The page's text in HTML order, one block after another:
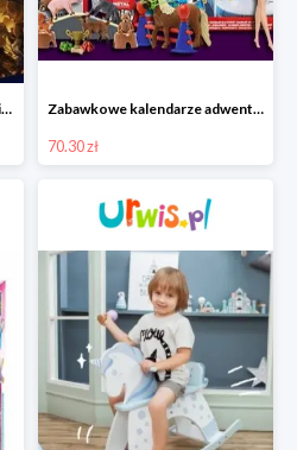
Kumulacje rabatów na gry Funrise w Urwis.pl do -70% Zabawkowe kalendarze adwentowe w Urwis.pl od 70.30 zł
70.30 zł